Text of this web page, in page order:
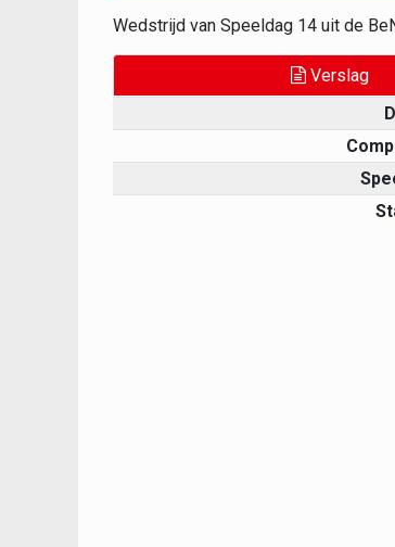
Wedstrijd van Speeldag 14 uit de
Verslag